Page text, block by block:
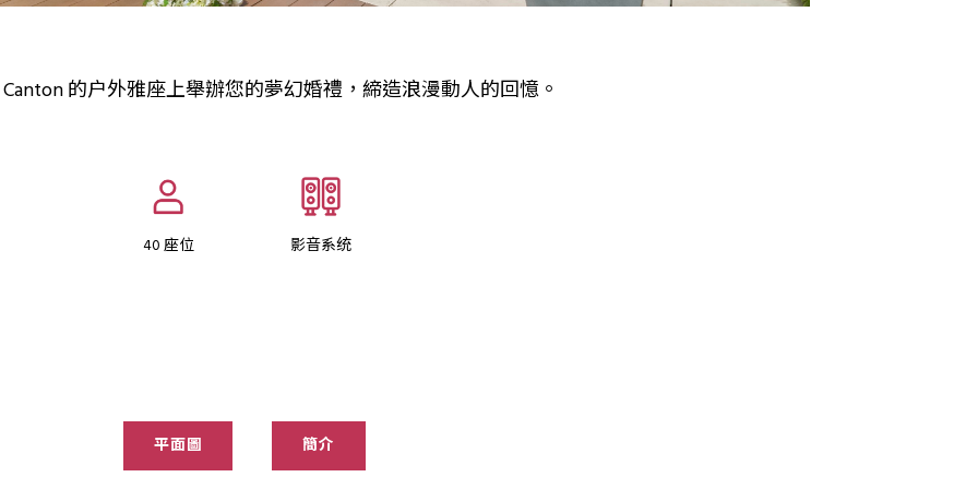
的户外雅座上舉辦您的夢幻婚禮，締造浪漫動人的回憶。
40 座位 影音系统
平面圖 簡介